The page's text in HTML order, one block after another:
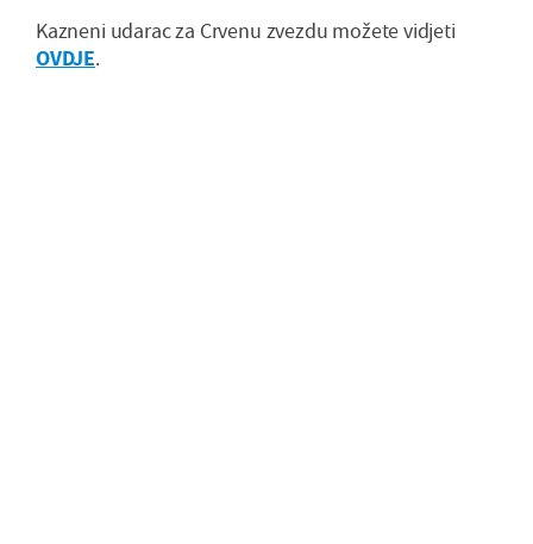
Kazneni udarac za Crvenu zvezdu možete vidjeti
OVDJE.